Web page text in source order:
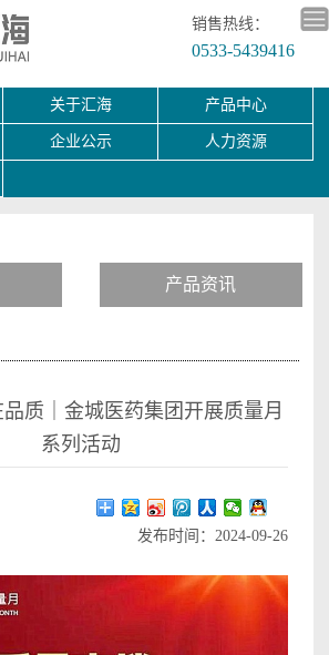
销售热线：
0533-5439416
关于汇海 产品中心
企业公示 人力资源
产品资讯
质｜金城医药集团开展质量月
系列活动
发布时间：2024-09-26